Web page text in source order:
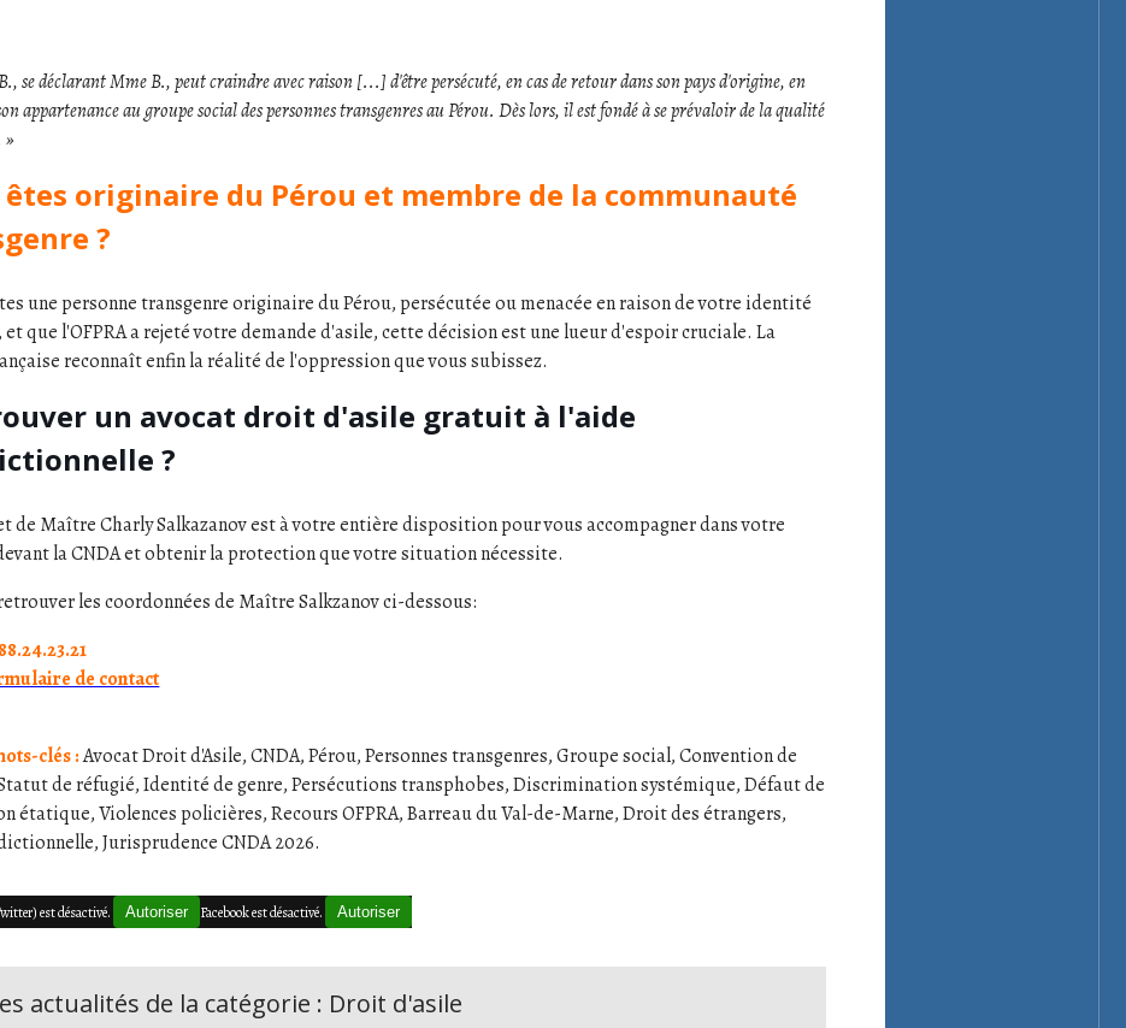
se déclarant Mme B., peut craindre avec raison [...] d'être persécuté, en cas de retour dans son pays d'origine, en
appartenance au groupe social des personnes transgenres au Pérou. Dès lors, il est fondé à se prévaloir de la qualité
»
êtes originaire du Pérou et membre de la communauté
?
une personne transgenre originaire du Pérou, persécutée ou menacée en raison de votre identité
et que l'OFPRA a rejeté votre demande d'asile, cette décision est une lueur d'espoir cruciale. La
reconnaît enfin la réalité de l'oppression que vous subissez.
un avocat droit d'asile gratuit à l'aide
?
de Maître Charly Salkazanov est à votre entière disposition pour vous accompagner dans votre
la CNDA et obtenir la protection que votre situation nécessite.
les coordonnées de Maître Salkzanov ci-dessous:
de contact
clés :Avocat Droit d'Asile, CNDA, Pérou, Personnes transgenres, Groupe social, Convention de
de réfugié, Identité de genre, Persécutions transphobes, Discrimination systémique, Défaut de
étatique, Violences policières, Recours OFPRA, Barreau du Val-de-Marne, Droit des étrangers,
Jurisprudence CNDA 2026.
est désactivé. Autoriser Facebook est désactivé. Autoriser
actualités de la catégorie : Droit d'asile